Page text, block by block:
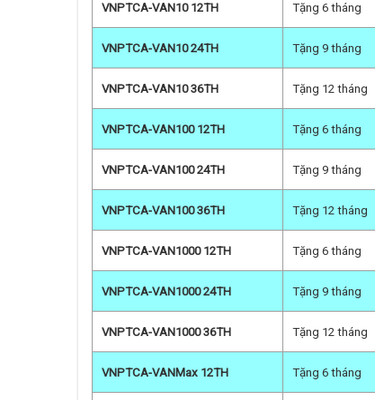
VNPTCA-VAN10 12TH Tặng 6 tháng
VNPTCA-VAN10 24TH Tặng 9 tháng
VNPTCA-VAN10 36TH Tặng 12 tháng
VNPTCA-VAN100 12TH Tặng 6 tháng
VNPTCA-VAN100 24TH Tặng 9 tháng
VNPTCA-VAN100 36TH Tặng 12 tháng
VNPTCA-VAN1000 12TH Tặng 6 tháng
VNPTCA-VAN1000 24TH Tặng 9 tháng
VNPTCA-VAN1000 36TH Tặng 12 tháng
VNPTCA-VANMax 12TH Tặng 6 tháng